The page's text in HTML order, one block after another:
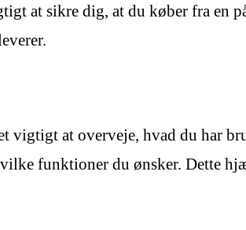
at sikre dig, at du køber fra en
vigtigt at overveje, hvad du har
funktioner du ønsker. Dette